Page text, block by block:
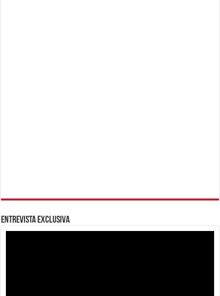
Entrevista Exclusiva